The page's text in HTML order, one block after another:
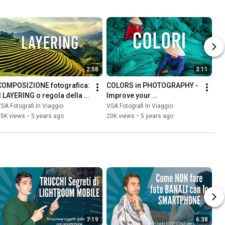
2:58
fotografica:
LAYERING o regola della
[Corso da Zero a
Ep 3
Fotografi In Viaggio
views • 5 years ago
3:11
COLORS in PHOTOGRAPHY -
Improve your
PHOTOGRAPHIC
COMPOSITION [From Zero
VSA Fotografi In Viaggio
20K views • 5 years ago
7:19 6:38